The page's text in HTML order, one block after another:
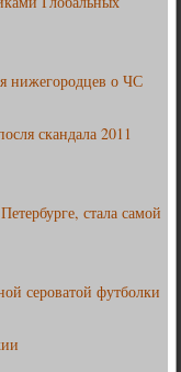
нижегородцев о ЧС
скандала 2011
стала самой
сероватой футболки